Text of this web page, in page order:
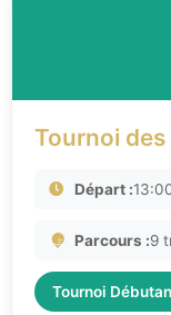
Tournoi
Départ :
Parcours :9
Tournoi